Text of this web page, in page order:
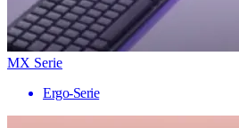
MX Serie
Ergo-Serie